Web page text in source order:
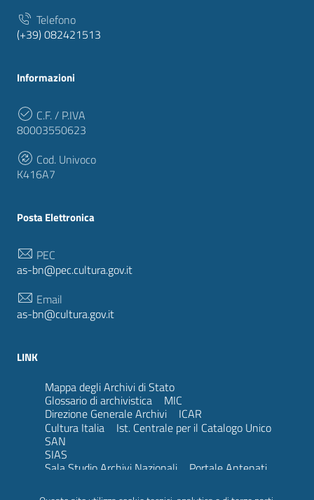
Telefono
(+39) 082421513
Informazioni
C.F. / P.IVA
80003550623
Cod. Univoco
K416A7
Posta Elettronica
PEC
as-bn@pec.cultura.gov.it
Email
as-bn@cultura.gov.it
LINK
Mappa degli Archivi di Stato
Glossario di archivistica MIC
Direzione Generale Archivi ICAR
Cultura Italia Ist. Centrale per il Catalogo Unico
SAN
SIAS
Sala Studio Archivi Nazionali Portale Antenati